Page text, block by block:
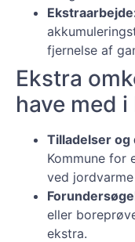
fjernelse af
Ekstra
have med
Tilladelser og
Kommune
ved
eller
ekstra.